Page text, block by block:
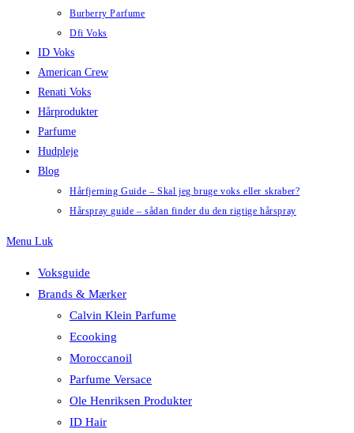
Burberry Parfume
Dfi Voks
ID Voks
American Crew
Renati Voks
Hårprodukter
Parfume
Hudpleje
Blog
Hårfjerning Guide – Skal jeg bruge voks eller skraber?
Hårspray guide – sådan finder du den rigtige hårspray
Menu Luk
Voksguide
Brands & Mærker
Calvin Klein Parfume
Ecooking
Moroccanoil
Parfume Versace
Ole Henriksen Produkter
ID Hair